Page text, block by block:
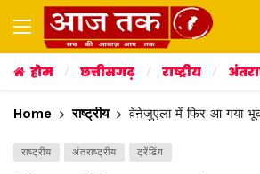
होम छत्तीसगढ़ राष्ट्रीय
Home राष्ट्रीय वेनेजुएला में फिर आ गया
राष्ट्रीय अंतराष्ट्रीय ट्रेंडिंग